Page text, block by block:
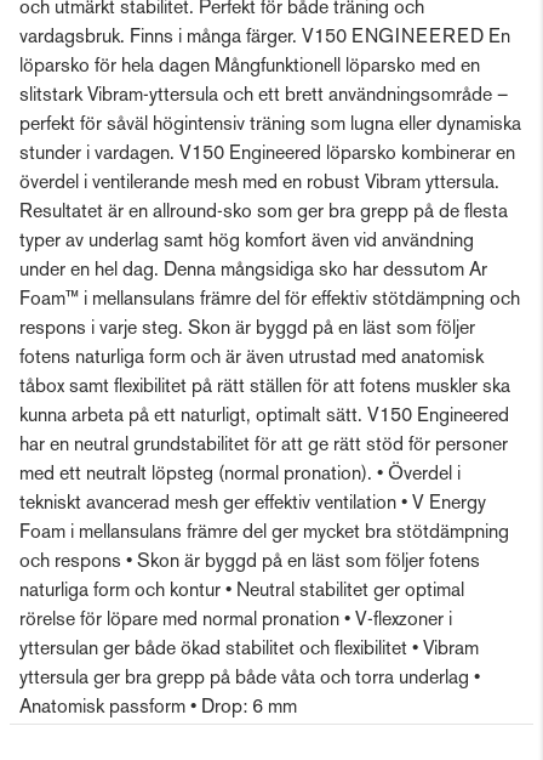
och utmärkt stabilitet. Perfekt för både träning och
vardagsbruk. Finns i många färger. V150 ENGINEERED En
löparsko för hela dagen Mångfunktionell löparsko med en
slitstark Vibram-yttersula och ett brett användningsområde –
perfekt för såväl högintensiv träning som lugna eller dynamiska
stunder i vardagen. V150 Engineered löparsko kombinerar en
överdel i ventilerande mesh med en robust Vibram yttersula.
Resultatet är en allround-sko som ger bra grepp på de flesta
typer av underlag samt hög komfort även vid användning
under en hel dag. Denna mångsidiga sko har dessutom Ar
Foam™ i mellansulans främre del för effektiv stötdämpning och
respons i varje steg. Skon är byggd på en läst som följer
fotens naturliga form och är även utrustad med anatomisk
tåbox samt flexibilitet på rätt ställen för att fotens muskler ska
kunna arbeta på ett naturligt, optimalt sätt. V150 Engineered
har en neutral grundstabilitet för att ge rätt stöd för personer
med ett neutralt löpsteg (normal pronation). • Överdel i
tekniskt avancerad mesh ger effektiv ventilation • V Energy
Foam i mellansulans främre del ger mycket bra stötdämpning
och respons • Skon är byggd på en läst som följer fotens
naturliga form och kontur • Neutral stabilitet ger optimal
rörelse för löpare med normal pronation • V-flexzoner i
yttersulan ger både ökad stabilitet och flexibilitet • Vibram
yttersula ger bra grepp på både våta och torra underlag •
Anatomisk passform • Drop: 6 mm